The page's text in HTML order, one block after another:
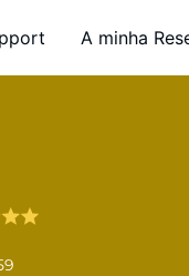
A minha